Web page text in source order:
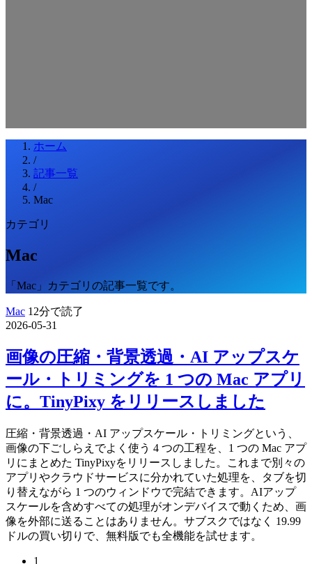
ホーム
/
記事一覧
/
Mac
カテゴリ
Mac
「Mac」カテゴリの記事一覧です。
Mac 12分で読了
2026-05-31
画像の圧縮・背景透過・AI アップスケ
ール・トリミングを 1 つの Mac アプリ
に。TinyPixy をリリースしました
圧縮・背景透過・AI アップスケール・トリミングという、
画像の下ごしらえでよく使う 4 つの工程を、1 つの Mac アプ
リにまとめた TinyPixyをリリースしました。これまで別々の
アプリやクラウドサービスに分かれていた処理を、タブを切
り替えながら 1 つのウィンドウで完結できます。AIアップ
スケールを含めすべての処理がオンデバイスで動くため、画
像を外部に送ることはありません。サブスクではなく 19.99
ドルの買い切りで、無料版でも全機能を試せます。
1